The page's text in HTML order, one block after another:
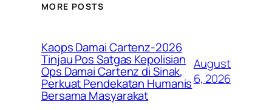
MORE POSTS
Kaops Damai Cartenz-2026
Tinjau Pos Satgas Kepolisian
Ops Damai Cartenz di Sinak,
Perkuat Pendekatan Humanis
Bersama Masyarakat
August
6, 2026